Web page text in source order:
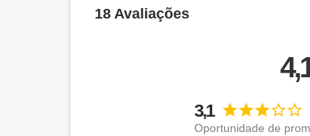
18 Avaliações
3,1
Oportunidade de